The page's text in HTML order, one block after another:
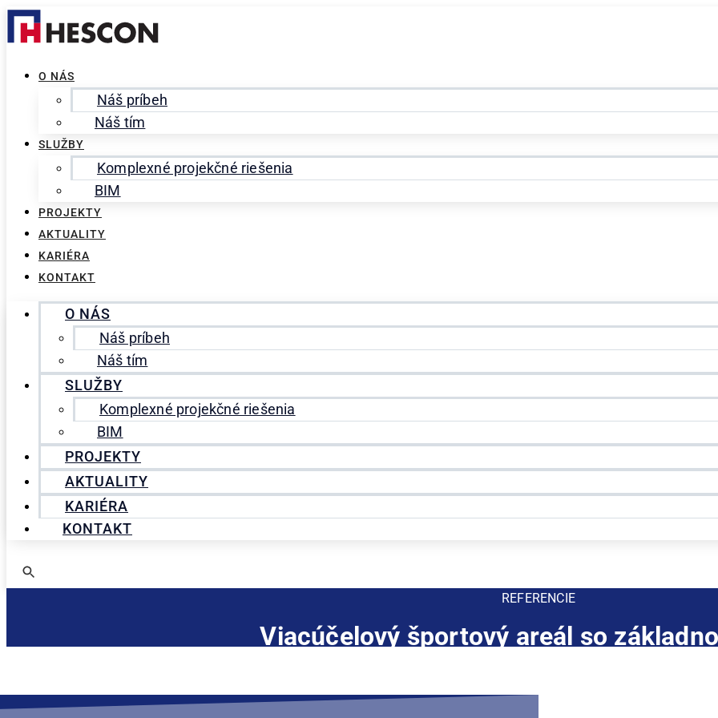
Preskočiť
O NÁS
Náš príbeh
Náš tím
SLUŽBY
Komplexné projekčné riešenia
BIM
PROJEKTY
AKTUALITY
KARIÉRA
KONTAKT
O NÁS
Náš príbeh
Náš tím
SLUŽBY
Komplexné projekčné riešenia
BIM
PROJEKTY
AKTUALITY
KARIÉRA
KONTAKT
for:
REFERENCIE
Viacúčelový športový areál so